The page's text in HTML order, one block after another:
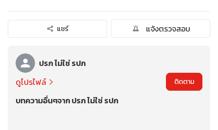
แชร์ แจ้งตรวจสอบ
ปรภ ไม่ใช่ รปภ
ดูโปรไฟล์
ติดตาม
บทความอื่นๆจาก ปรภ ไม่ใช่ รปภ